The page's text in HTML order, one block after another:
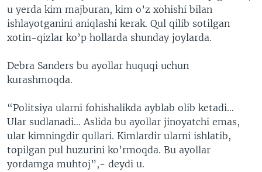
u yerda kim majburan, kim o’z xohishi bilan
ishlayotganini aniqlashi kerak. Qul qilib sotilgan
xotin-qizlar ko’p hollarda shunday joylarda.
Debra Sanders bu ayollar huquqi uchun
kurashmoqda.
“Politsiya ularni fohishalikda ayblab olib ketadi…
Ular sudlanadi… Aslida bu ayollar jinoyatchi emas,
ular kimningdir qullari. Kimlardir ularni ishlatib,
topilgan pul huzurini ko’rmoqda. Bu ayollar
yordamga muhtoj”,- deydi u.